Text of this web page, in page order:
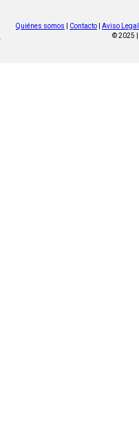
Quiénes somos Contacto
Aviso Legal
© 2025